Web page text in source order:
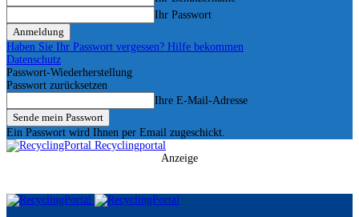
Ihr Passwort
Haben Sie Ihr Passwort vergessen? Hilfe bekommen
Datenschutz
Passwort-Wiederherstellung
Passwort zurücksetzen
Ihre E-Mail-Adresse
Ein Passwort wird Ihnen per Email zugeschickt.
Recyclingportal
Anzeige